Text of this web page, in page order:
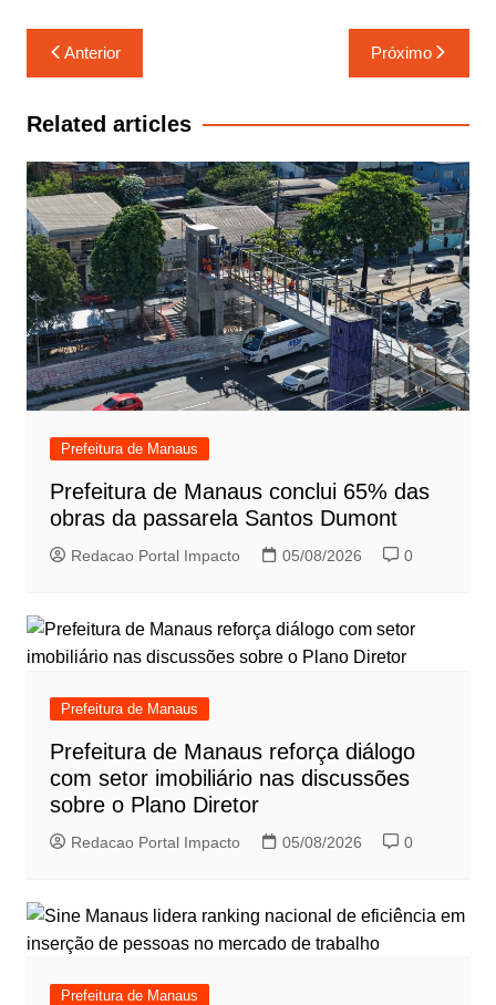
Navegação
de
Post
Anterior Próximo
Related articles
Prefeitura de Manaus
Prefeitura de Manaus conclui 65% das
obras da passarela Santos Dumont
Redacao Portal Impacto 05/08/2026 0
Prefeitura de Manaus
Prefeitura de Manaus reforça diálogo
com setor imobiliário nas discussões
sobre o Plano Diretor
Redacao Portal Impacto 05/08/2026 0
Prefeitura de Manaus